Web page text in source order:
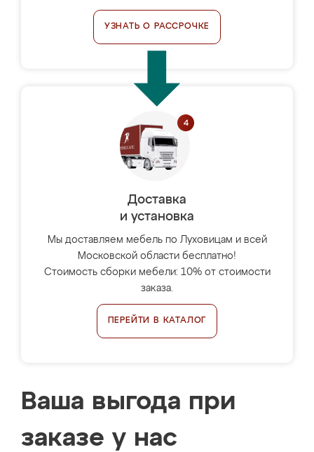
УЗНАТЬ О РАССРОЧКЕ
Доставка
и установка
Мы доставляем мебель по Луховицам и всей
Московской области бесплатно!
Стоимость сборки мебели: 10% от стоимости
заказа.
ПЕРЕЙТИ В КАТАЛОГ
Ваша выгода при
заказе у нас